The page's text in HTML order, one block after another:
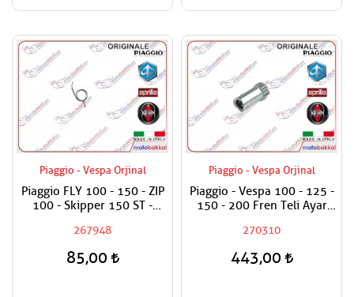
Piaggio - Vespa Orjinal
Piaggio FLY 100 - 150 - ZIP
100 - Skipper 150 ST -
150 ie 3V Fren Kol Yayı
Adet Fiyatıdır
267948
85,00
Piaggio - Vespa Orjinal
Piaggio - Vespa 100 - 125 -
150 - 200 Fren Teli Ayar
270310
443,00